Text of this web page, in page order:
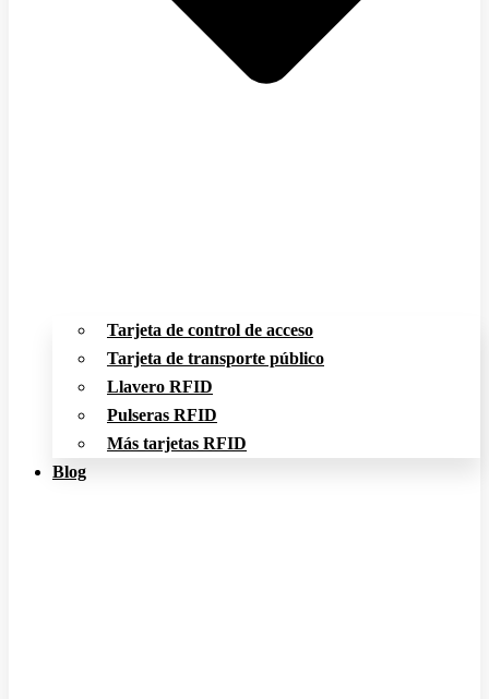
Tarjeta de control de acceso
Tarjeta de transporte público
Llavero RFID
Pulseras RFID
Más tarjetas RFID
Blog